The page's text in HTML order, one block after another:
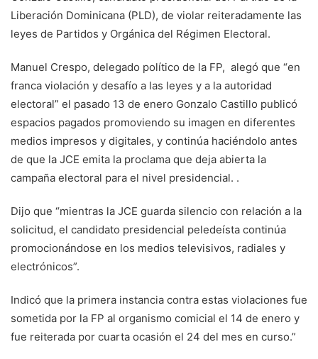
Liberación Dominicana (PLD), de violar reiteradamente las
leyes de Partidos y Orgánica del Régimen Electoral.
Manuel Crespo, delegado político de la FP, alegó que “en
franca violación y desafío a las leyes y a la autoridad
electoral” el pasado 13 de enero Gonzalo Castillo publicó
espacios pagados promoviendo su imagen en diferentes
medios impresos y digitales, y continúa haciéndolo antes
de que la JCE emita la proclama que deja abierta la
campaña electoral para el nivel presidencial. .
Dijo que “mientras la JCE guarda silencio con relación a la
solicitud, el candidato presidencial peledeísta continúa
promocionándose en los medios televisivos, radiales y
electrónicos”.
Indicó que la primera instancia contra estas violaciones fue
sometida por la FP al organismo comicial el 14 de enero y
fue reiterada por cuarta ocasión el 24 del mes en curso.”